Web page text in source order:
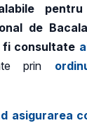
de
fi consultate
prin
asigurarea